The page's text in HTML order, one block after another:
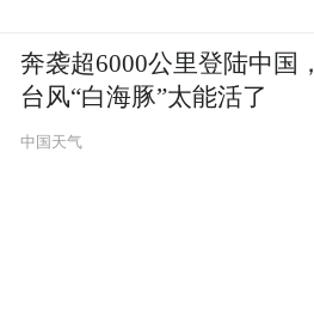
奔袭超6000公里登陆中国，
台风“白海豚”太能活了
中国天气